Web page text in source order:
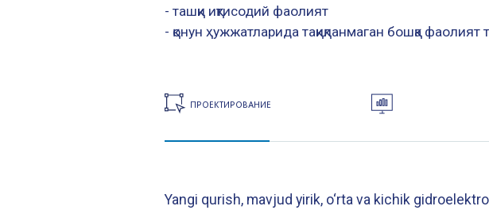
- ташқи иқтисодий фаолият
- қонун ҳужжатларида тақиқланмаган бошқа
ПРОЕКТИРОВАНИЕ
Yangi qurish, mavjud yirik, o‘rta va kichik